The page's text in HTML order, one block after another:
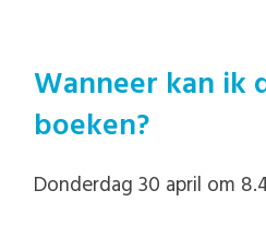
Wanneer kan ik
boeken?
Donderdag 30 april om